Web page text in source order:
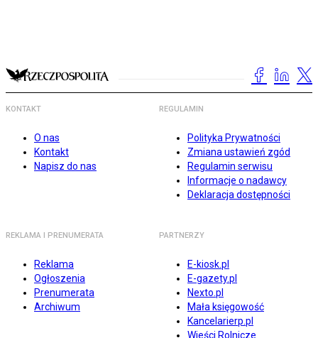
KONTAKT
O nas
Kontakt
Napisz do nas
REGULAMIN
Polityka Prywatności
Zmiana ustawień zgód
Regulamin serwisu
Informacje o nadawcy
Deklaracja dostępności
REKLAMA I PRENUMERATA
Reklama
Ogłoszenia
Prenumerata
Archiwum
PARTNERZY
E-kiosk.pl
E-gazety.pl
Nexto.pl
Mała księgowość
Kancelarierp.pl
Wieści Rolnicze